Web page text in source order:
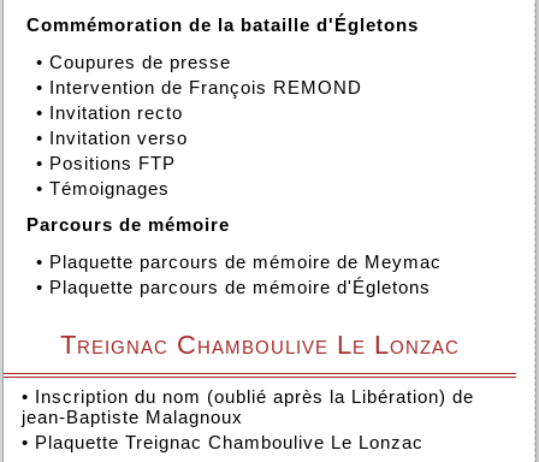
Commémoration de la bataille d'Égletons
• Coupures de presse
• Intervention de François REMOND
• Invitation recto
• Invitation verso
• Positions FTP
• Témoignages
Parcours de mémoire
• Plaquette parcours de mémoire de Meymac
• Plaquette parcours de mémoire d'Égletons
Treignac Chamboulive Le Lonzac
• Inscription du nom (oublié après la Libération) de
jean-Baptiste Malagnoux
• Plaquette Treignac Chamboulive Le Lonzac